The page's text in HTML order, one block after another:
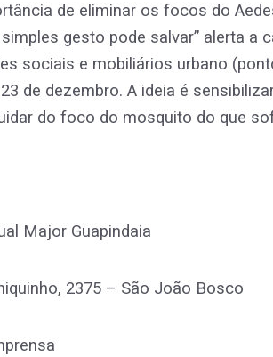
de eliminar os focos do
gesto pode salvar” alerta a
sociais e mobiliários urbano
de dezembro. A ideia é
do foco do mosquito do que
Major Guapindaia
2375 – São João Bosco